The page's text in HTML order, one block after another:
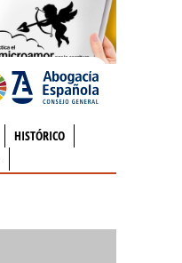
HISTÓRICO